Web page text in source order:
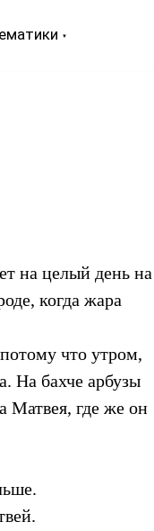
на целый день на
когда жара
что утром,
На бахче арбузы
Матвея, где же он